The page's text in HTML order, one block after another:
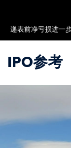
安澜万锦IPO：客
IPO参考